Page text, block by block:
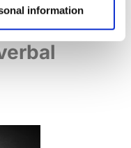
information